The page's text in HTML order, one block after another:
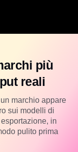
più
reali
marchio appare
sui modelli di
in
pulito prima